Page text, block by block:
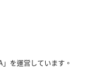
を運営しています。